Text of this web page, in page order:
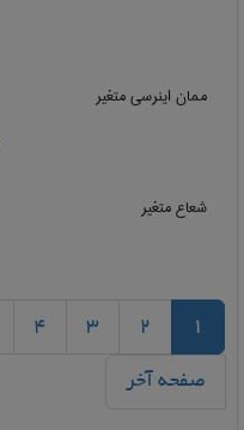
ممان اینرسی متغیر
شعاع متغیر
1
2
3
4
صفحه آخر